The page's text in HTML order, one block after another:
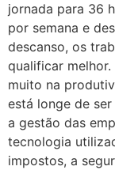
jornada para 36
por semana e
descanso, os
qualificar
muito na
está longe de
a gestão das
tecnologia
impostos, a